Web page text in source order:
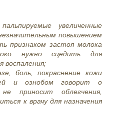
увеличенные
повышением
признаком застоя молока
нужно сцедить для
воспаления;
боль, покраснение кожи
и ознобом говорит о
приносит облегчения,
к врачу для назначения